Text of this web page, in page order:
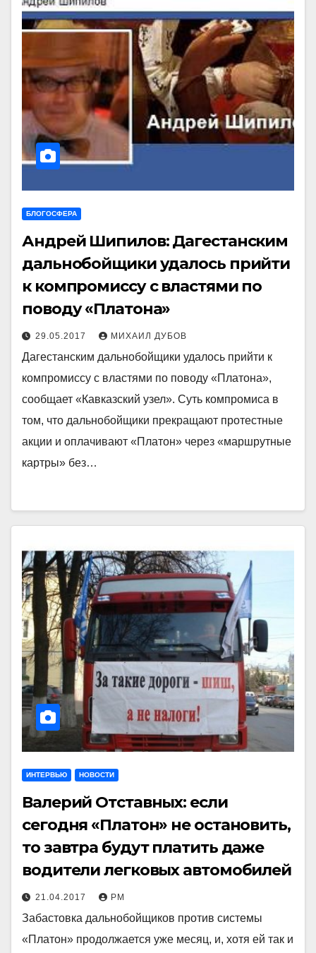
БЛОГОСФЕРА
Андрей Шипилов: Дагестанским
дальнобойщики удалось прийти
к компромиссу с властями по
поводу «Платона»
29.05.2017 МИХАИЛ ДУБОВ
Дагестанским дальнобойщики удалось прийти к
компромиссу с властями по поводу «Платона»,
сообщает «Кавказский узел». Суть компромиса в
том, что дальнобойщики прекращают протестные
акции и оплачивают «Платон» через «маршрутные
картры» без…
ИНТЕРВЬЮ НОВОСТИ
Валерий Отставных: если
сегодня «Платон» не остановить,
то завтра будут платить даже
водители легковых автомобилей
21.04.2017 РМ
Забастовка дальнобойщиков против системы
«Платон» продолжается уже месяц, и, хотя ей так и